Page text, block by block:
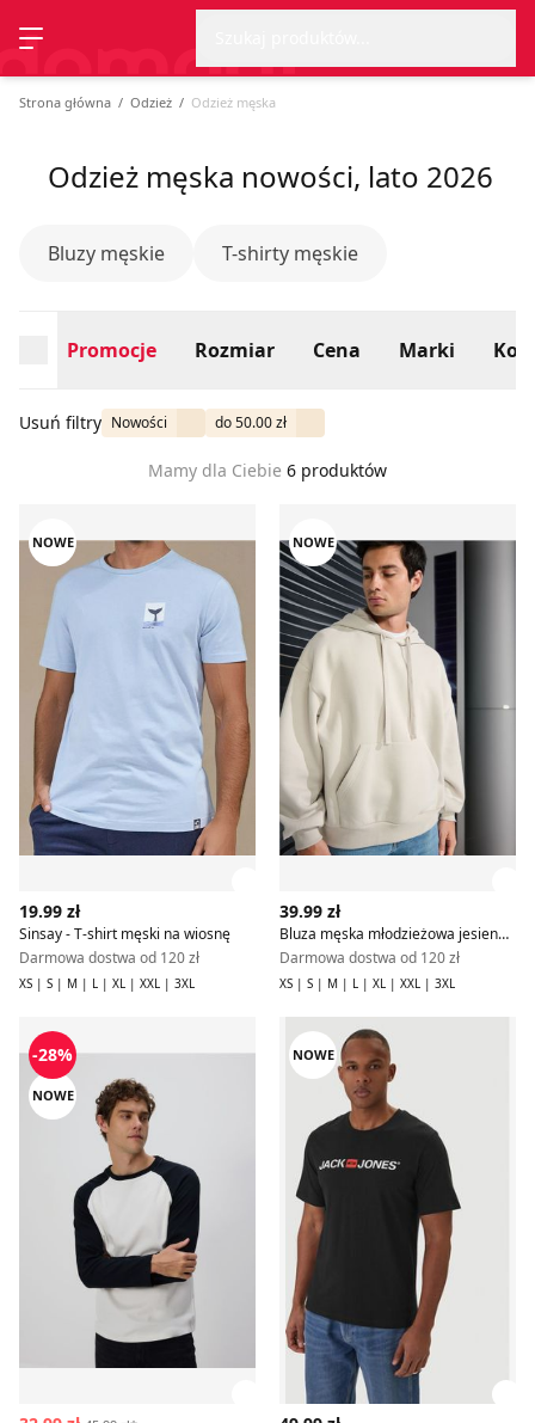
Przełącz menu
Strona główna Odzież Odzież męska
Odzież męska nowości, lato 2026
Bluzy męskie T-shirty męskie
Promocje Rozmiar Cena Marki
Usuń filtry Nowości do 50.00 zł
Mamy dla Ciebie 6 produktów
NOWE
19.99 zł
Sinsay - T-shirt męski na wiosnę
Darmowa dostwa od 120 zł
XS | S | M | L | XL | XXL | 3XL
NOWE
39.99 zł
Bluza męska młodzieżowa jesienna Sinsay
Darmowa dostwa od 120 zł
XS | S | M | L | XL | XXL | 3XL
T-shirt męski na wiosnę jesienny Reserved
-28%
NOWE
Zobacz szczegóły produktu
T-shirt męski wiosenny Jack
NOWE